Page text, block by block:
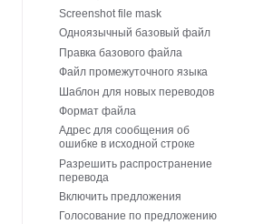
Screenshot file mask
Одноязычный базовый файл
Правка базового файла
Файл промежуточного языка
Шаблон для новых переводов
Формат файла
Адрес для сообщения об
ошибке в исходной строке
Разрешить распространение
перевода
Включить предложения
Голосование по предложению